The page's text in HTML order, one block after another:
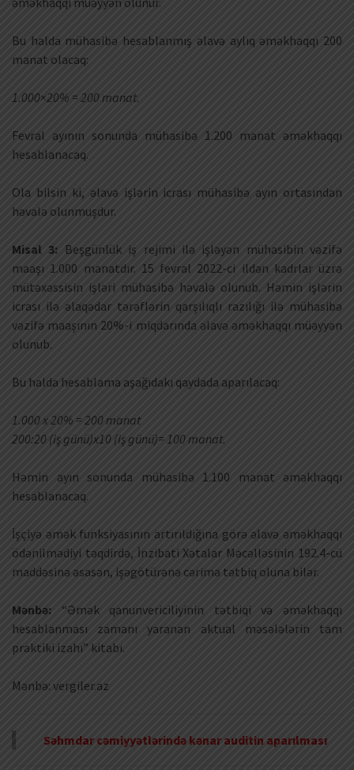
Bu halda mühasibə hesablanmış əlavə aylıq əməkhaqqı 200
manat olacaq:
1.000×20% = 200 manat.
Fevral ayının sonunda mühasibə 1.200 manat əməkhaqqı
hesablanacaq.
Ola bilsin ki, əlavə işlərin icrası mühasibə ayın ortasından
həvalə olunmuşdur.
Misal 3: Beşgünlük iş rejimi ilə işləyən mühasibin vəzifə
maaşı 1.000 manatdır. 15 fevral 2022-ci ildən kadrlar üzrə
mütəxəssisin işləri mühasibə həvalə olunub. Həmin işlərin
icrası ilə əlaqədar tərəflərin qarşılıqlı razılığı ilə mühasibə
vəzifə maaşının 20%-i miqdarında əlavə əməkhaqqı müəyyən
olunub.
Bu halda hesablama aşağıdakı qaydada aparılacaq:
1.000 x 20% = 200 manat
200:20 (iş günü)x10 (iş günü)= 100 manat.
Həmin ayın sonunda mühasibə 1.100 manat əməkhaqqı
hesablanacaq.
İşçiyə əmək funksiyasının artırıldığına görə əlavə əməkhaqqı
ödənilmədiyi təqdirdə, İnzibati Xətalar Məcəlləsinin 192.4-cü
maddəsinə əsasən, işəgötürənə cərimə tətbiq oluna bilər.
Mənbə: “Əmək qanunvericiliyinin tətbiqi və əməkhaqqı
hesablanması zamanı yaranan aktual məsələlərin tam
praktiki izahı” kitabı.
Mənbə: vergiler.az
Səhmdar cəmiyyətlərində kənar auditin aparılması